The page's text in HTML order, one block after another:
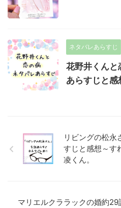
ネタバレあらすじ
花野井くん
あらすじと
リビングの松永
すじと感想～す
凌くん。
マリエルクララックの婚約29